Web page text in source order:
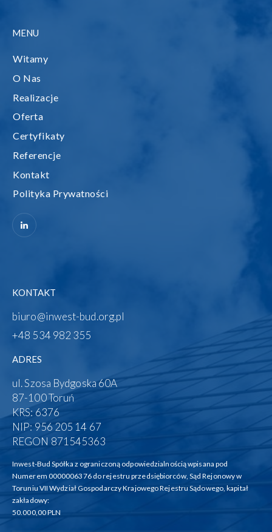
MENU
Witamy
O Nas
Realizacje
Oferta
Certyfikaty
Referencje
Kontakt
Polityka Prywatności
KONTAKT
biuro@inwest-bud.org.pl
+48 534 982 355‬
ADRES
ul. Szosa Bydgoska 60A
87-100 Toruń
KRS: 6376
NIP: 956 205 14 67
REGON 871545363
Inwest-Bud Spółka z ograniczoną odpowiedzialnością wpisana pod
Numerem 0000006376 do rejestru przedsiębiorców, Sąd Rejonowy w
Toruniu VII Wydział Gospodarczy Krajowego Rejestru Sądowego, kapitał
zakładowy:
50.000,00 PLN